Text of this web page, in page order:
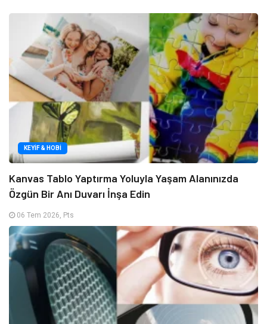
KEYIF & HOBI
Kanvas Tablo Yaptırma Yoluyla Yaşam Alanınızda
Özgün Bir Anı Duvarı İnşa Edin
06 Tem 2026, Pts